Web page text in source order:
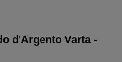
d'Argento Varta -